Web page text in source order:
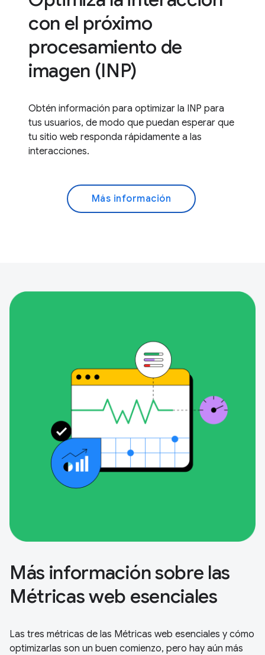
con el próximo
procesamiento de
imagen (INP)
Obtén información para optimizar la INP para
tus usuarios, de modo que puedan esperar que
tu sitio web responda rápidamente a las
interacciones.
Más información
Más información sobre las
Métricas web esenciales
Las tres métricas de las Métricas web esenciales y cómo
optimizarlas son un buen comienzo, pero hay aún más